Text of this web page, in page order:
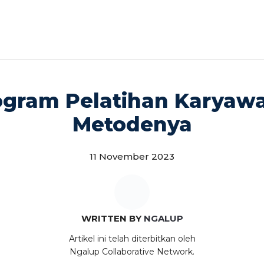
Pelatihan
Metodenya
11 November 2023
WRITTEN BY NGALUP
Artikel ini telah diterbitkan oleh
Ngalup Collaborative Network.